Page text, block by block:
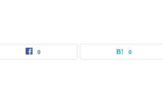
0 0